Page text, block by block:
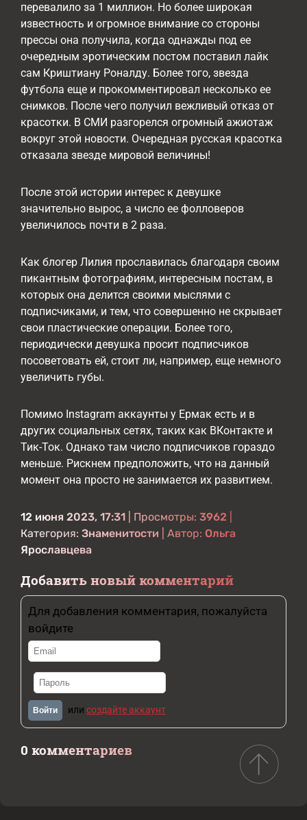
перевалило за 1 миллион. Но более широкая
известность и огромное внимание со стороны
прессы она получила, когда однажды под ее
очередным эротическим постом поставил лайк
сам Криштиану Роналду. Более того, звезда
футбола еще и прокомментировал несколько ее
снимков. После чего получил вежливый отказ от
красотки. В СМИ разгорелся огромный ажиотаж
вокруг этой новости. Очередная русская красотка
отказала звезде мировой величины!
После этой истории интерес к девушке
значительно вырос, а число ее фолловеров
увеличилось почти в 2 раза.
Как блогер Лилия прославилась благодаря своим
пикантным фотографиям, интересным постам, в
которых она делится своими мыслями с
подписчиками, и тем, что совершенно не скрывает
свои пластические операции. Более того,
периодически девушка просит подписчиков
посоветовать ей, стоит ли, например, еще немного
увеличить губы.
Помимо Instagram аккаунты у Ермак есть и в
других социальных сетях, таких как ВКонтакте и
Тик-Ток. Однако там число подписчиков гораздо
меньше. Рискнем предположить, что на данный
момент она просто не занимается их развитием.
12 июня 2023, 17:31 | Просмотры: 3962
Категория: Знаменитости | Автор: Ольга
Ярославцева
Добавить новый комментарий
Для добавления комментария, пожалуйста
войдите
Войти или создайте аккаунт
0 комментариев